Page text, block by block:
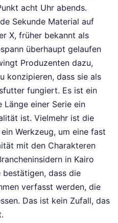
acht Uhr abends.
Sekunde Material auf
X, früher bekannt als
überhaupt gelaufen
Produzenten dazu,
konzipieren, dass sie als
fungiert. Es ist ein
einer Serie ein
ist. Vielmehr ist die
Werkzeug, um eine fast
mit den Charakteren
in Kairo
bestätigen, dass die
verfasst werden, die
Das ist kein Zufall, das